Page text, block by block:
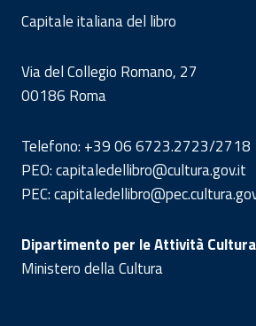
Capitale italiana del libro
Via del Collegio Romano, 27
00186 Roma
Telefono: +39 06 6723.2723/2718
PEO: capitaledellibro@cultura.gov.it
PEC:
Dipartimento per le Attività
Ministero della Cultura